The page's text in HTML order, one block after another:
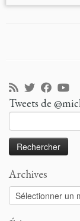
Tweets de
Archives
Archives